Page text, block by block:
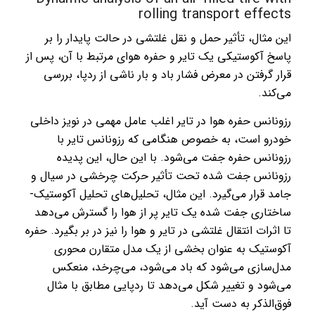
rolling transport effects
این مثال، تأثیر حمل و نقل غلتشی در حالت پایدار را بر
پاسخ آکوستیکی یک تایر و حفره هوای مرتبط با آن، پس از
قرار گرفتن در معرض فشار باد و بار ناشی از ردپا، بررسی
می‌کند.
رزونانس حفره هوا در تایر اغلب عامل مهمی در نویز داخلی
خودرو است، به خصوص هنگامی که رزونانس تایر با
رزونانس حفره جفت می‌شود. با این حال، این پدیده
رزونانس جفت شده تحت تأثیر حرکت چرخشی در سیال و
جامد قرار می‌گیرد. این مثال، تحلیل‌های تحلیل آکوستیک-
ساختاری جفت شده یک تایر پر از هوا را گسترش می‌دهد
تا اثرات انتقال غلتشی در تایر و هوا را نیز در بر بگیرد. حفره
آکوستیک به عنوان بخشی از یک مدل متقارن محوری
مدل‌سازی می‌شود که باد می‌شود، می‌چرخد، منعکس
می‌شود و تغییر شکل می‌دهد تا ردپایی مطابق با مثال
فوق‌الذکر به دست آید.